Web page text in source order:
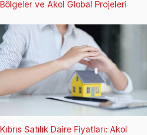
Bölgeler ve Akol Global Projeleri
Kıbrıs Satılık Daire Fiyatları: Akol